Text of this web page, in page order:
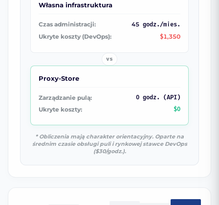
Własna infrastruktura
Czas administracji: 45 godz./mies.
Ukryte koszty (DevOps):
$1,350
vs
Proxy-Store
Zarządzanie pulą:
0 godz. (API)
Ukryte koszty:
$0
* Obliczenia mają charakter orientacyjny. Oparte na
średnim czasie obsługi puli i rynkowej stawce DevOps
($30/godz.).